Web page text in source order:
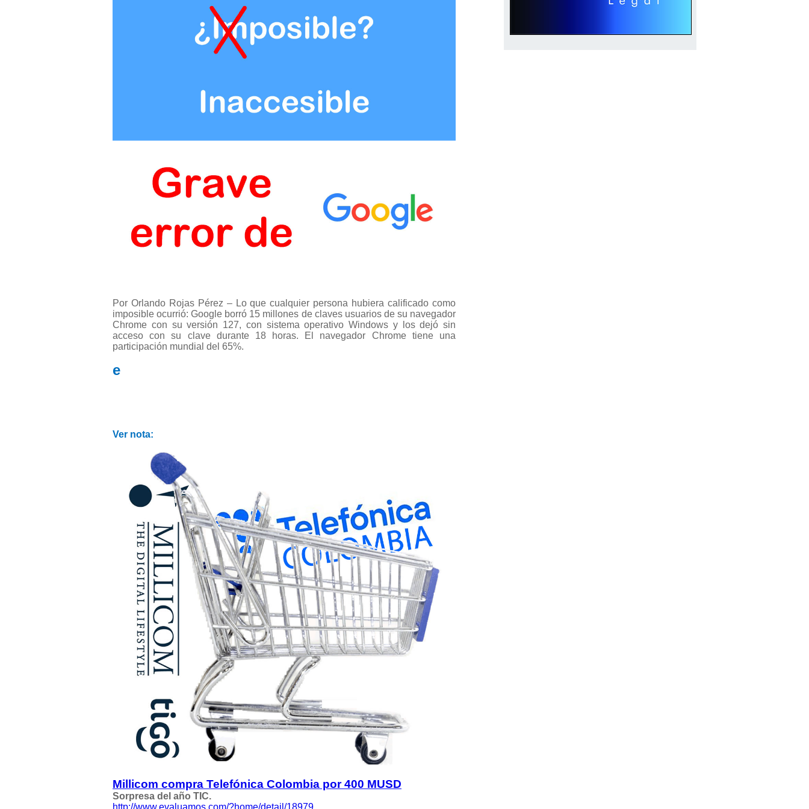
Por Orlando Rojas Pérez – Lo que cualquier persona hubiera calificado como
imposible ocurrió: Google borró 15 millones de claves usuarios de su navegador
Chrome con su versión 127, con sistema operativo Windows y los dejó sin
acceso con su clave durante 18 horas. El navegador Chrome tiene una
participación mundial del 65%.
e
Ver nota:
Millicom compra Telefónica Colombia por 400 MUSD
Sorpresa del año TIC.
http://www.evaluamos.com/?home/detail/18979